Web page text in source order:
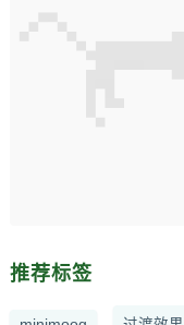
推荐标签